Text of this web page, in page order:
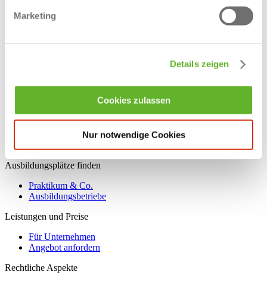
Marketing
Details zeigen
Cookies zulassen
Nur notwendige Cookies
Ausbildung in Hopsten
Ausbildung in Saerbeck
Ausbildung in Steinfurt
Aushilfskraft - Minijob
Duales Studium im Kreis Steinfurt
Ausbildungsplätze finden
Praktikum & Co.
Ausbildungsbetriebe
Leistungen und Preise
Für Unternehmen
Angebot anfordern
Rechtliche Aspekte